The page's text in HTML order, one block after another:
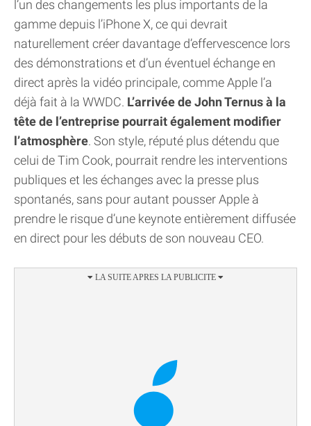
l’un des changements les plus importants de la
gamme depuis l’iPhone X, ce qui devrait
naturellement créer davantage d’effervescence lors
des démonstrations et d’un éventuel échange en
direct après la vidéo principale, comme Apple l’a
déjà fait à la WWDC. L’arrivée de John Ternus à la
tête de l’entreprise pourrait également modifier
l’atmosphère. Son style, réputé plus détendu que
celui de Tim Cook, pourrait rendre les interventions
publiques et les échanges avec la presse plus
spontanés, sans pour autant pousser Apple à
prendre le risque d’une keynote entièrement diffusée
en direct pour les débuts de son nouveau CEO.